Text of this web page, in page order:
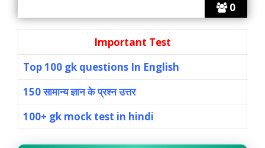
0
Important Test
Top 100 gk questions In English
150 सामान्य ज्ञान के प्रश्न उत्तर
100+ gk mock test in hindi